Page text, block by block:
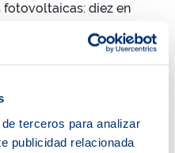
terceros para analizar
publicidad relacionada
fotovoltaicas: diez en
de energía (ubicada a la
operativa desde el 2013)